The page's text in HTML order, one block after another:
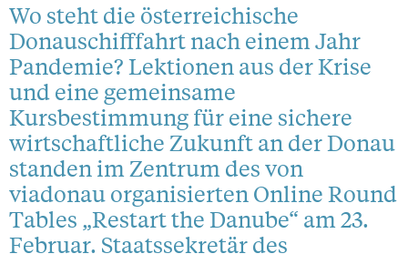
Wo steht die österreichische
Donauschifffahrt nach einem Jahr
Pandemie? Lektionen aus der Krise
und eine gemeinsame
Kursbestimmung für eine sichere
wirtschaftliche Zukunft an der Donau
standen im Zentrum des von
viadonau organisierten Online Round
Tables „Restart the Danube“ am 23.
Februar. Staatssekretär des